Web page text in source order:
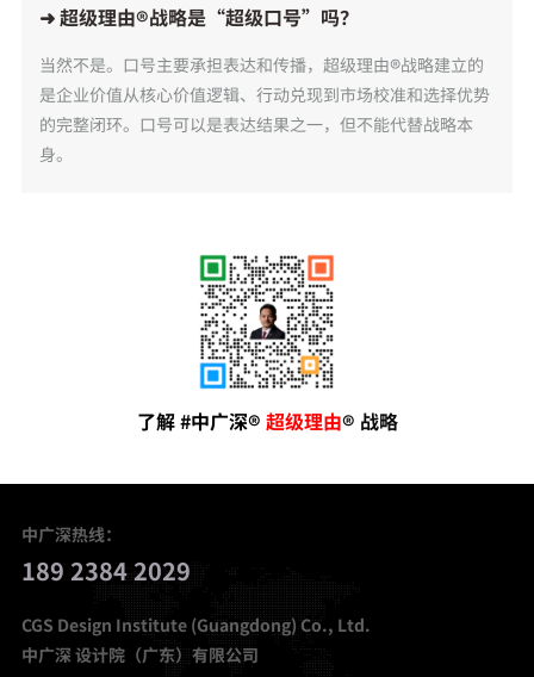
➜ 超级理由®战略是“超级口号”吗？
当然不是。口号主要承担表达和传播，超级理由®战略建立的
是企业价值从核心价值逻辑、行动兑现到市场校准和选择优势
的完整闭环。口号可以是表达结果之一，但不能代替战略本
身。
了解#中广深® 超级理由® 战略
中广深热线：
189 2384 2029
CGS Design Institute (Guangdong) Co., Ltd.
中广深 设计院（广东）有限公司